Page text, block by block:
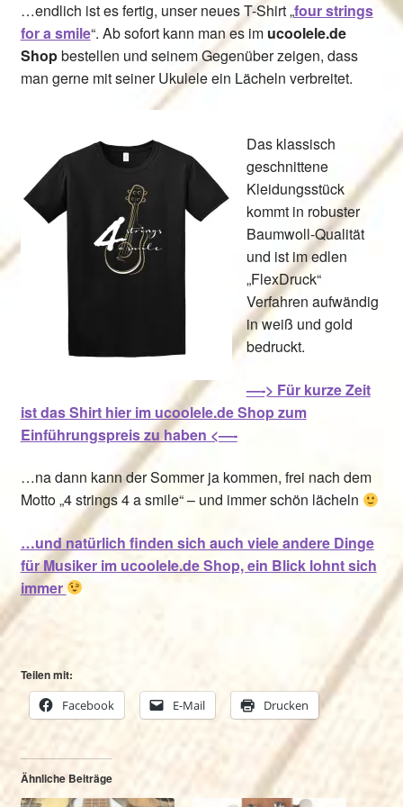
…endlich ist es fertig, unser neues T-Shirt „four strings
for a smile“. Ab sofort kann man es im ucoolele.de
Shopbestellen und seinem Gegenüber zeigen, dass
man gerne mit seiner Ukulele ein Lächeln verbreitet.
Das klassisch
geschnittene
Kleidungsstück
kommt in robuster
Baumwoll-Qualität
und ist im edlen
„FlexDruck“
Verfahren aufwändig
in weiß und gold
bedruckt.
—-> Für kurze Zeit
ist das Shirt hier im ucoolele.de Shop zum
Einführungspreis zu haben <—-
…na dann kann der Sommer ja kommen, frei nach dem
Motto „4 strings 4 a smile“ – und immer schön lächeln
…und natürlich finden sich auch viele andere Dinge
für Musiker im ucoolele.de Shop, ein Blick lohnt sich
immer
Teilen mit:
Facebook
E-Mail Drucken
Ähnliche Beiträge